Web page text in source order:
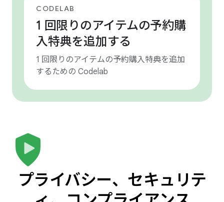
CODELAB
1 回限りのアイテムの予約購
入特典を追加する
1 回限りのアイテムの予約購入特典を追加
するための Codelab
プライバシー、セキュリテ